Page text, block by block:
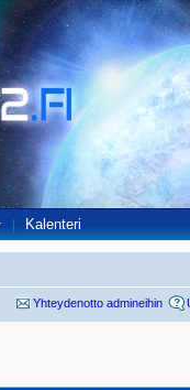
Kalenteri
Yhteydenotto admineihin